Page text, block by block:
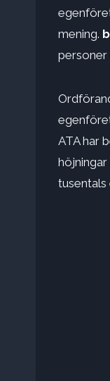
mening.
personer
ATA har